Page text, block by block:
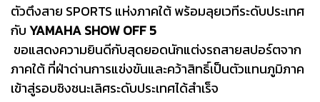
ตัวตึงสาย SPORTS แห่งภาคใต้ พร้อมลุยเวทีระดับประเทศ
กับYAMAHA SHOW OFF 5
ขอแสดงความยินดีกับสุดยอดนักแต่งรถสายสปอร์ตจาก
ภาคใต้ ที่ฝ่าด่านการแข่งขันและคว้าสิทธิ์เป็นตัวแทนภูมิภาค
เข้าสู่รอบชิงชนะเลิศระดับประเทศได้สำเร็จ